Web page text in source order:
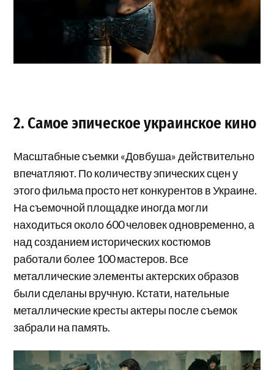
2. Самое эпическое украинское кино
Масштабные съемки «Довбуша» действительно
впечатляют. По количеству эпических сцен у
этого фильма просто нет конкурентов в Украине.
На съемочной площадке иногда могли
находиться около 600 человек одновременно, а
над созданием исторических костюмов
работали более 100 мастеров. Все
металлические элементы актерских образов
были сделаны вручную. Кстати, нательные
металлические кресты актеры после съемок
забрали на память.